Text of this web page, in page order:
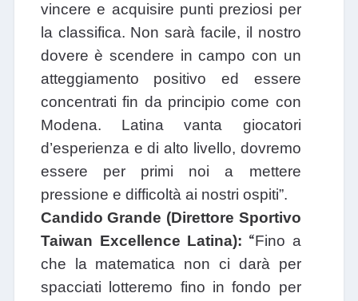
vincere e acquisire punti preziosi per
la classifica. Non sarà facile, il nostro
dovere è scendere in campo con un
atteggiamento positivo ed essere
concentrati fin da principio come con
Modena. Latina vanta giocatori
d’esperienza e di alto livello, dovremo
essere per primi noi a mettere
pressione e difficoltà ai nostri ospiti”.
Candido Grande (Direttore Sportivo
Taiwan Excellence Latina): “Fino a
che la matematica non ci darà per
spacciati lotteremo fino in fondo per